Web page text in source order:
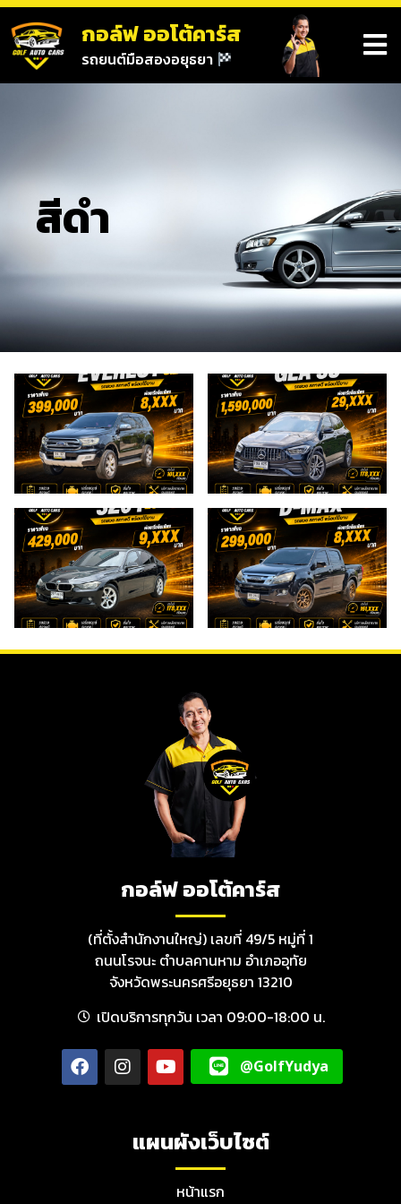
กอล์ฟ ออโต้คาร์ส
รถยนต์มือสองอยุธยา
สีดำ
กอล์ฟ ออโต้คาร์ส
(ที่ตั้งสำนักงานใหญ่) เลขที่ 49/5 หมู่ที่ 1
ถนนโรจนะ ตำบลคานหาม อำเภออุทัย
จังหวัดพระนครศรีอยุธยา 13210
เปิดบริการทุกวัน เวลา 09:00-18:00 น.
@GolfYudya
แผนผังเว็บไซต์
หน้าแรก